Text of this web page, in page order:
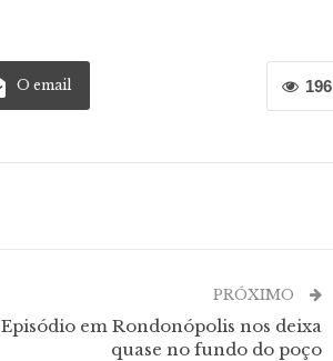
196
O email
PRÓXIMO
Episódio em Rondonópolis nos deixa
quase no fundo do poço